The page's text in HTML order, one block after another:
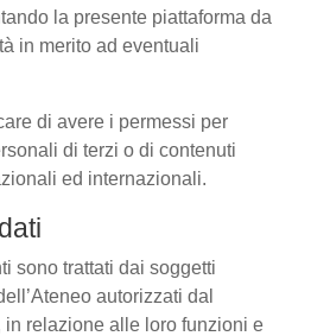
la presente piattaforma da
in merito ad eventuali
di avere i permessi per
di terzi o di contenuti
ed internazionali.
sono trattati dai soggetti
autorizzati dal
in relazione alle loro funzioni e